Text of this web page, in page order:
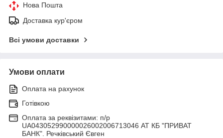
Нова Пошта
Доставка кур'єром
Всі умови доставки
Умови оплати
Оплата на рахунок
Готівкою
Оплата за реквізитами: п/р
UA043052990000026002006713046 АТ КБ "ПРИВАТ
БАНК". Речківський Євген